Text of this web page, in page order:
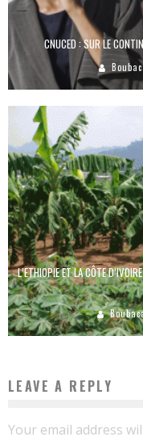
CNUCED : SUR LE
L’ETHIOPIE ET LA CÔTE
LEAVE A REPLY
Your email address